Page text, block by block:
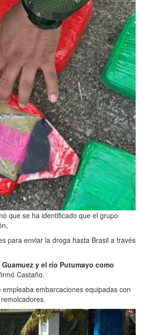
que se ha identificado que el grupo
para enviar la droga hasta Brasil a través
y el río Putumayo como
Castaño.
embarcaciones equipadas con